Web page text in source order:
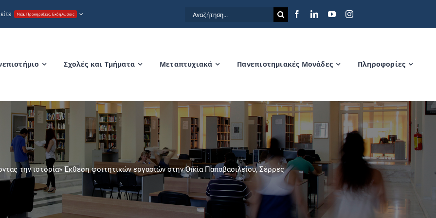
Νέα, Προκηρύξεις, Εκδηλώσεις
Αναζήτηση
for:
Σχολές και Τμήματα Μεταπτυχιακά Πανεπιστημιακές Μονάδες Πληροφορίες
την ιστορία» Έκθεση φοιτητικών εργασιών στην Οικία Παπαβασιλείου, Σέρρες